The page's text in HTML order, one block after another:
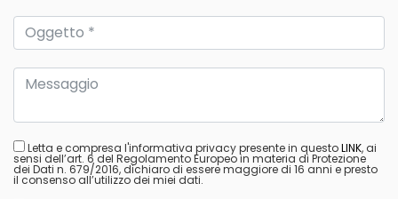
Letta e compresa l'informativa privacy presente in questoLINK, ai
sensi dell’art. 6 del Regolamento Europeo in materia di Protezione
dei Dati n. 679/2016, dichiaro di essere maggiore di 16 anni e presto
il consenso all’utilizzo dei miei dati.